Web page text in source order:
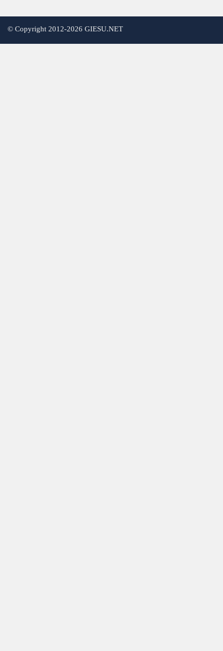
© Copyright 2012-2026 GIESU.NET